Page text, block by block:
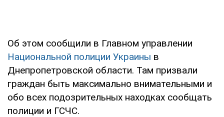
Об этом сообщили в Главном управлении
Национальной полиции Украины в
Днепропетровской области. Там призвали
граждан быть максимально внимательными и
обо всех подозрительных находках сообщать
полиции и ГСЧС.